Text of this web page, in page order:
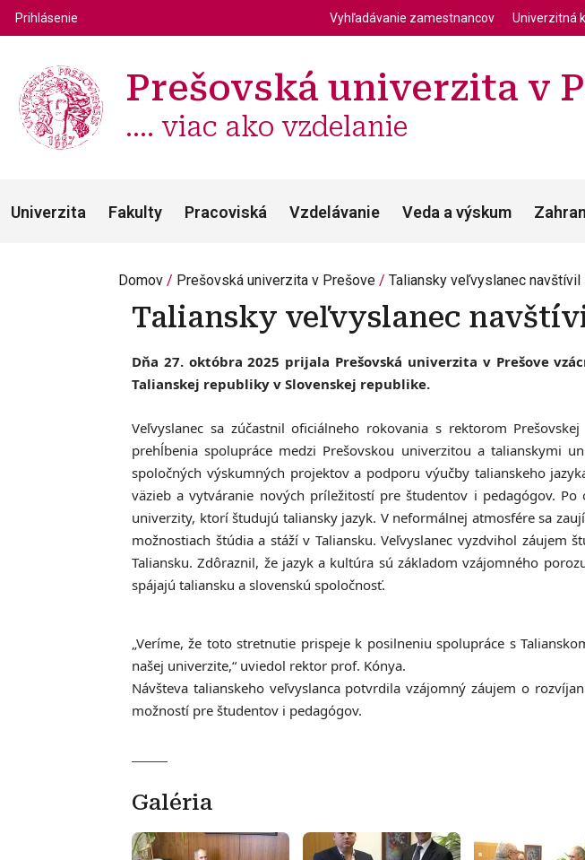
Používateľské menu
Prihlásenie Top menu
Vyhľadávanie zamestnancov Univerzitná
Prešovská univerzita v
.... viac ako vzdelanie
Univerzita Fakulty Pracoviská Vzdelávanie Veda a výskum
Domov Prešovská univerzita v Prešove Taliansky veľvyslanec
Taliansky veľvyslanec
Dňa 27. októbra 2025 prijala Prešovská univerzita v Prešove
Talianskej republiky v Slovenskej republike.
Veľvyslanec sa zúčastnil oficiálneho rokovania s rektorom
prehĺbenia spolupráce medzi Prešovskou univerzitou a talianskymi
spoločných výskumných projektov a podporu výučby talianskeho
väzieb a vytváranie nových príležitostí pre študentov i pedagógov.
univerzity, ktorí študujú taliansky jazyk. V neformálnej atmosfére sa
možnostiach štúdia a stáží v Taliansku. Veľvyslanec vyzdvihol
Taliansku. Zdôraznil, že jazyk a kultúra sú základom vzájomného
spájajú taliansku a slovenskú spoločnosť.
„Veríme, že toto stretnutie prispeje k posilneniu spolupráce s
našej univerzite,“ uviedol rektor prof. Kónya.
Návšteva talianskeho veľvyslanca potvrdila vzájomný záujem o
možností pre študentov i pedagógov.
Galéria